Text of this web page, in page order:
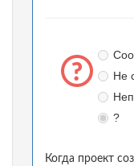
Не
?
Когда проект